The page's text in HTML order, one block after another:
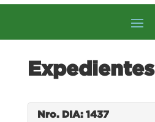
Expedientes
Nro. DIA: 1437